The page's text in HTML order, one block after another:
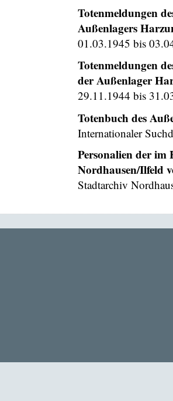
Totenmeldungen
Außenlagers
01.03.1945 bis
Totenmeldungen
der Außenlager
29.11.1944 bis
Totenbuch des
Internationaler
Personalien der
Nordhausen/Ilfeld
Stadtarchiv